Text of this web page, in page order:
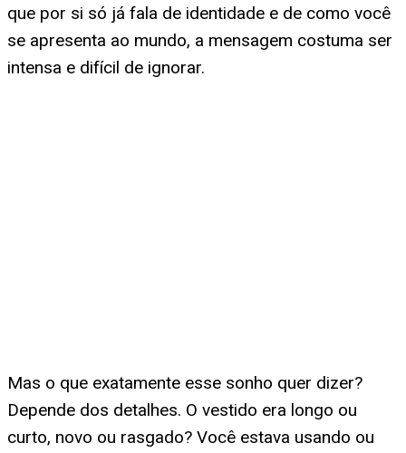
que por si só já fala de identidade e de como você
se apresenta ao mundo, a mensagem costuma ser
intensa e difícil de ignorar.
Mas o que exatamente esse sonho quer dizer?
Depende dos detalhes. O vestido era longo ou
curto, novo ou rasgado? Você estava usando ou